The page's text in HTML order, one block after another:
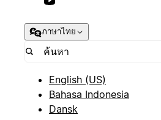
ภาษาไทย
English (US)
Bahasa Indonesia
Dansk